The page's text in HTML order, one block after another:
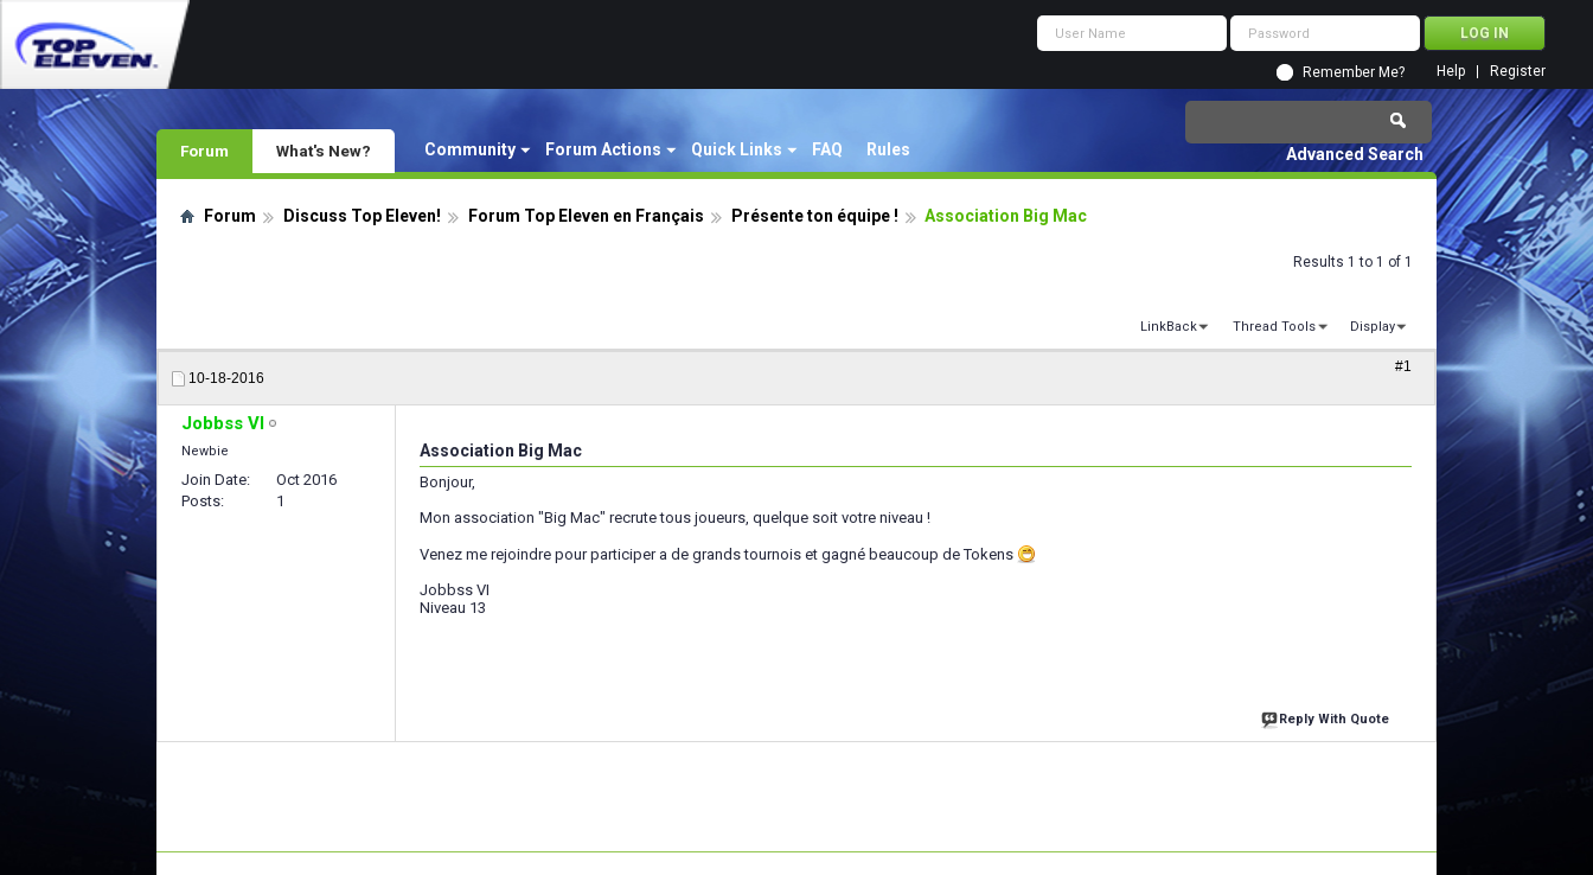
Remember Me? Register
Help
Forum Community Forum Actions Quick Links FAQ Rules
What's New? Advanced Search
Forum Discuss Top Eleven! Forum Top Eleven en Français Présente ton équipe ! Association Big Mac
Results 1 to 1 of 1
LinkBack Thread Tools Display
10-18-2016
#1
Jobbss VI
Newbie
Join Date
Oct 2016
Posts
1
Association Big Mac
Bonjour,
Mon association "Big Mac" recrute tous joueurs, quelque soit votre niveau !
Venez me rejoindre pour participer a de grands tournois et gagné beaucoup de Tokens
Jobbss VI
Niveau 13
Reply With Quote